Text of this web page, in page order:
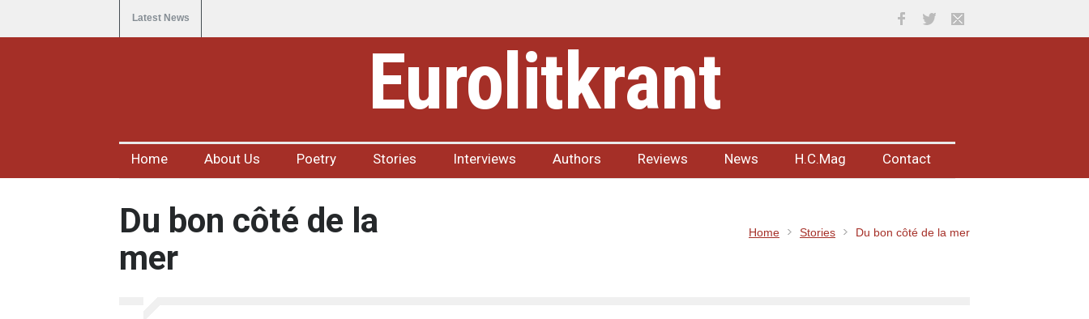
Latest News
Eurolitkrant
Home About Us Poetry Stories Interviews Authors Reviews News H.C.Mag Contact
Du bon côté de la
mer
Home Stories Du bon côté de la mer